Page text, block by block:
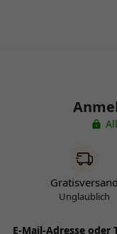
Gratisversand
Unglaublich
E-Mail-Adresse oder